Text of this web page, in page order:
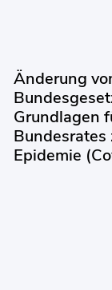
Änderung
Grundlagen
Epidemie